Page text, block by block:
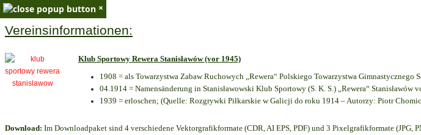
×
Vereinsinformationen:
Klub Sportowy Rewera Stanisławów (vor 1945)
1908 = als Towarzystwa Zabaw Ruchowych „Rewera“ Polskiego Towarzystwa Gimnastycznego
04.1914 = Namensänderung in Stanisławowski Klub Sportowy (S. K. S.) „Rewera“ Stanisławów
1939 = erloschen; (Quelle: Rozgrywki Piłkarskie w Galicji do roku 1914 – Autorzy: Piotr
Download: Im Downloadpaket sind 4 verschiedene Vektorgrafikformate (CDR, AI EPS, PDF) und 3 Pixelgrafikformate (JPG,